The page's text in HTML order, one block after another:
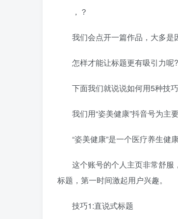
，？
我们会点开一篇作品，大多是
怎样才能让标题更有吸引力呢?
下面我们就说说如何用5种技
我们用“姿美健康”抖音号为主
“姿美健康”是一个医疗养生健
这个账号的个人主页非常舒
标题，第一时间激起用户兴趣。
技巧1:直说式标题